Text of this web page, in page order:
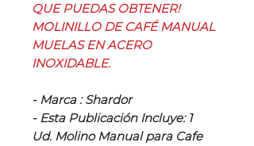
QUE PUEDAS OBTENER!
MOLINILLO DE CAFÉ MANUAL
MUELAS EN ACERO
INOXIDABLE.
- Marca : Shardor
- Esta Publicación Incluye: 1
Ud. Molino Manual para Cafe